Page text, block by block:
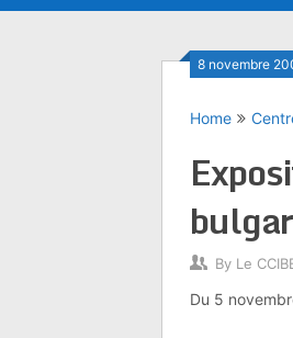
8 novembre
Home
By Le
Du 5